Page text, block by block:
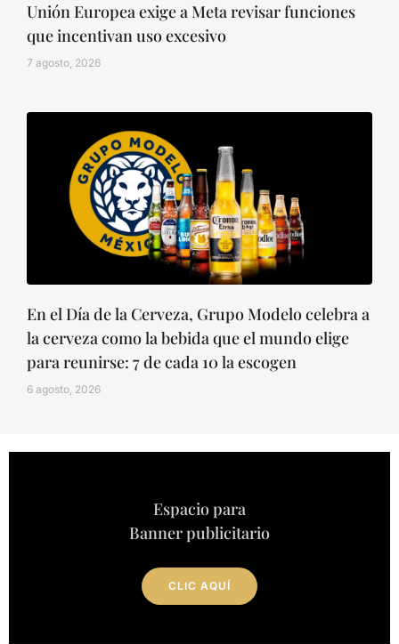
Unión Europea exige a Meta revisar funciones
que incentivan uso excesivo
7 agosto, 2026
En el Día de la Cerveza, Grupo Modelo celebra a
la cerveza como la bebida que el mundo elige
para reunirse: 7 de cada 10 la escogen
6 agosto, 2026
Espacio para
Banner publicitario
CLIC AQUÍ